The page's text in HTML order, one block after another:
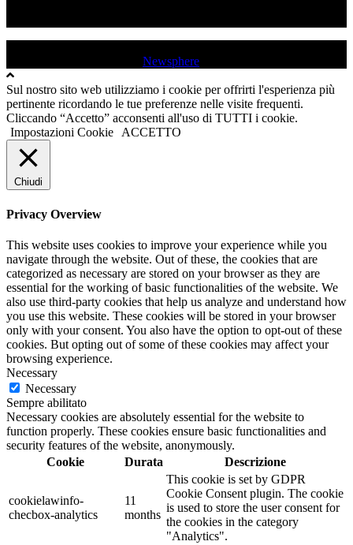
Newsphere
Sul nostro sito web utilizziamo i cookie per offrirti l'esperienza più
pertinente ricordando le tue preferenze nelle visite frequenti.
Cliccando “Accetto” acconsenti all'uso di TUTTI i cookie.
Impostazioni Cookie
ACCETTO
Chiudi
Privacy Overview
This website uses cookies to improve your experience while you
navigate through the website. Out of these, the cookies that are
categorized as necessary are stored on your browser as they are
essential for the working of basic functionalities of the website. We
also use third-party cookies that help us analyze and understand how
you use this website. These cookies will be stored in your browser
only with your consent. You also have the option to opt-out of these
cookies. But opting out of some of these cookies may affect your
browsing experience.
Necessary
Necessary
Sempre abilitato
Necessary cookies are absolutely essential for the website to
function properly. These cookies ensure basic functionalities and
security features of the website, anonymously.
Cookie
Durata Descrizione
cookielawinfo-
checbox-analytics
11
months
This cookie is set by GDPR
Cookie Consent plugin. The cookie
is used to store the user consent for
the cookies in the category
"Analytics".